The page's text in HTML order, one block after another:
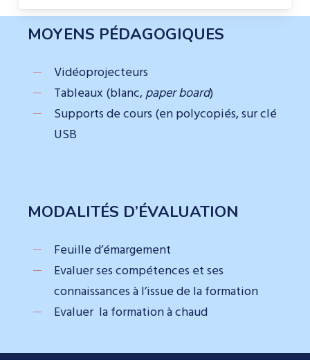
MOYENS PÉDAGOGIQUES
Vidéoprojecteurs
Tableaux (blanc,paper board)
Supports de cours (en polycopiés, sur clé
USB
MODALITÉS D’ÉVALUATION
Feuille d’émargement
Evaluer ses compétences et ses
connaissances à l’issue de la formation
Evaluer la formation à chaud